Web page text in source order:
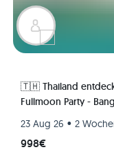
🇹🇭 Thailand
Fullmoon Party -
23 Aug 26 • 2
998€